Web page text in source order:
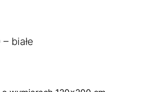
białe